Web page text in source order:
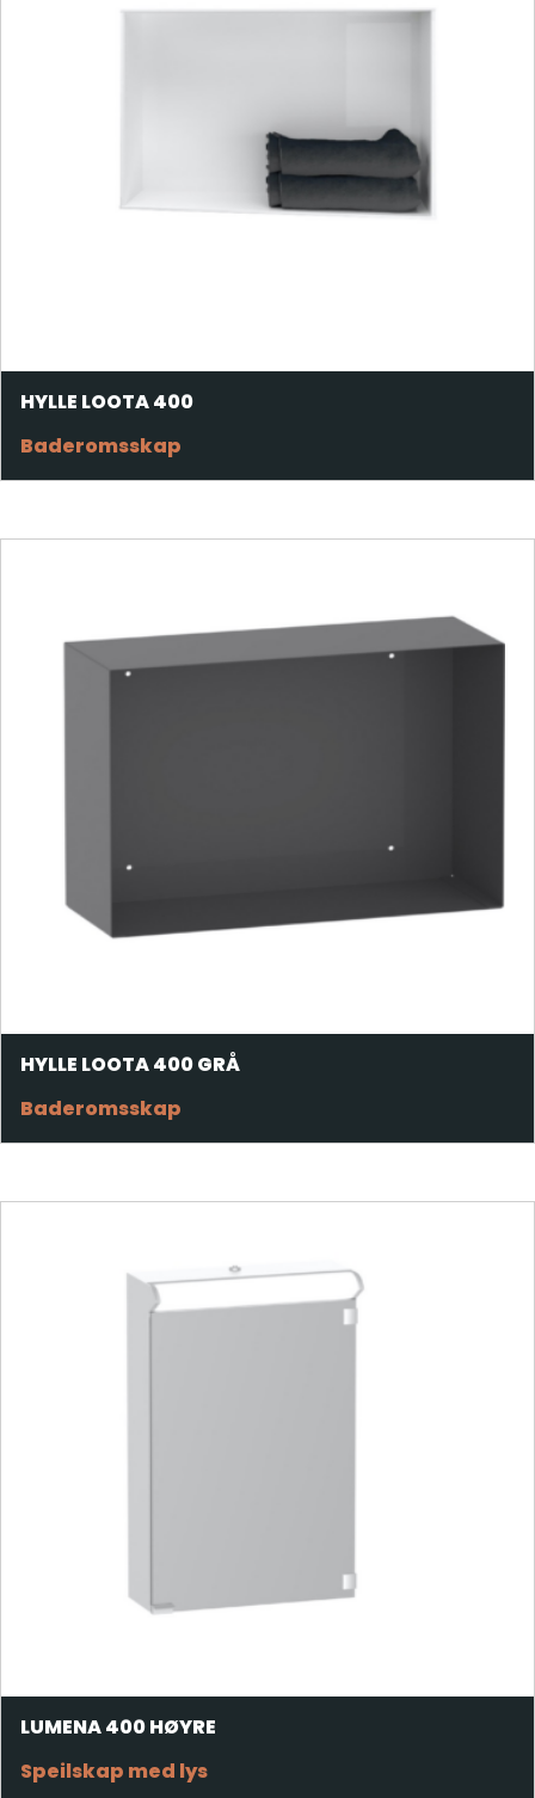
HYLLE LOOTA 400
Baderomsskap
HYLLE LOOTA 400 GRÅ
Baderomsskap
LUMENA 400 HØYRE
Speilskap med lys